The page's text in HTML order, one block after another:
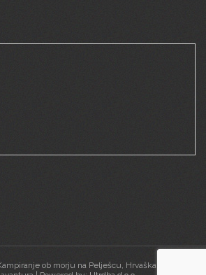
ob morju na Pelješcu, Hrvaška | Narava,